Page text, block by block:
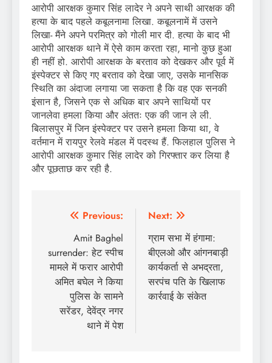
आरोपी आरक्षक कुमार सिंह लादेर ने अपने साथी आरक्षक की
हत्या के बाद पहले कबूलनामा लिखा. कबूलनामें में उसने
लिखा- मैंने अपने परमित्र को गोली मार दी. हत्या के बाद भी
आरोपी आरक्षक थाने में ऐसे काम करता रहा, मानो कुछ हुआ
ही नहीं हो. आरोपी आरक्षक के बरताव को देखकर और पूर्व में
इंस्पेक्टर से किए गए बरताव को देखा जाए, उसके मानसिक
स्थिति का अंदाजा लगाया जा सकता है कि वह एक सनकी
इंसान है, जिसने एक से अधिक बार अपने साथियों पर
जानलेवा हमला किया और अंततः एक की जान ले ली.
बिलासपुर में जिन इंस्पेक्टर पर उसने हमला किया था, वे
वर्तमान में रायपुर रेलवे मंडल में पदस्थ हैं. फिलहाल पुलिस ने
आरोपी आरक्षक कुमार सिंह लादेर को गिरफ्तार कर लिया है
और पूछताछ कर रही है.
Post
navigation
Previous:
Amit Baghel
surrender: हेट स्पीच
मामले में फरार आरोपी
अमित बघेल ने किया
पुलिस के सामने
सरेंडर, देवेंद्र नगर
थाने में पेश
Next:
ग्राम सभा में हंगामा:
बीएलओ और आंगनबाड़ी
कार्यकर्ता से अभद्रता,
सरपंच पति के खिलाफ
कार्रवाई के संकेत